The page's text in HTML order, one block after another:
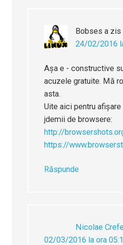
Bobses a zis
24/02/2016
Așa e - constructive
acuzele gratuite. Mă
asta.
Uite aici pentru
jdemii de browsere:
http://
https://
Răspunde
Nicolae
02/03/2016 la ora